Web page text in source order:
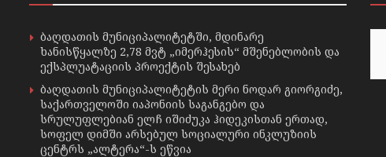
ბაღდათის მუნიციპალიტეტში, მდინარე
ხანისწყალზე 2,78 მვტ „იმერჰესის“ მშენებლობის და
ექსპლუატაციის პროექტის შესახებ
ბაღდათის მუნიციპალიტეტის მერი ნოდარ გიორგიძე,
საქართველოში იაპონიის საგანგებო და
სრულუფლებიან ელჩ იშიძუკა ჰიდეკისთან ერთად,
სოფელ დიმში არსებულ სოციალური ინკლუზიის
ცენტრს „ალტერა“-ს ეწვია